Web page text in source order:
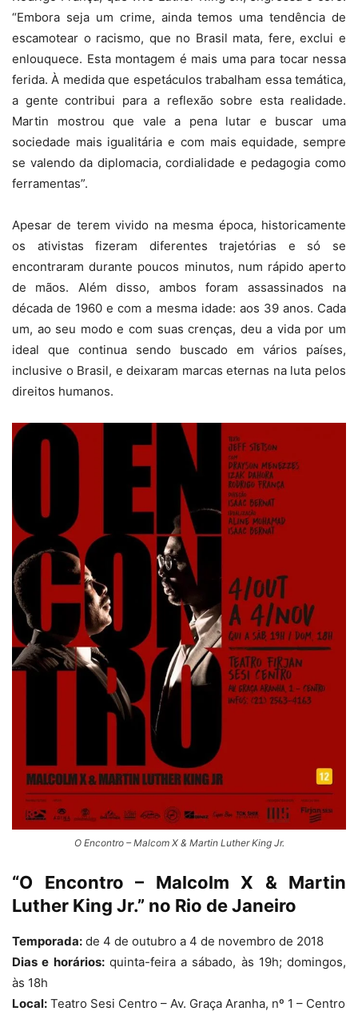
“Embora seja um crime, ainda temos uma tendência de
escamotear o racismo, que no Brasil mata, fere, exclui e
enlouquece. Esta montagem é mais uma para tocar nessa
ferida. À medida que espetáculos trabalham essa temática,
a gente contribui para a reflexão sobre esta realidade.
Martin mostrou que vale a pena lutar e buscar uma
sociedade mais igualitária e com mais equidade, sempre
se valendo da diplomacia, cordialidade e pedagogia como
ferramentas”.
Apesar de terem vivido na mesma época, historicamente
os ativistas fizeram diferentes trajetórias e só se
encontraram durante poucos minutos, num rápido aperto
de mãos. Além disso, ambos foram assassinados na
década de 1960 e com a mesma idade: aos 39 anos. Cada
um, ao seu modo e com suas crenças, deu a vida por um
ideal que continua sendo buscado em vários países,
inclusive o Brasil, e deixaram marcas eternas na luta pelos
direitos humanos.
O Encontro – Malcom X & Martin Luther King Jr.
“O Encontro – Malcolm X & Martin
Luther King Jr.” no Rio de Janeiro
Temporada: de 4 de outubro a 4 de novembro de 2018
Dias e horários:quinta-feira a sábado, às 19h; domingos,
às 18h
Local: Teatro Sesi Centro – Av. Graça Aranha, nº 1 – Centro